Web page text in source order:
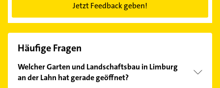
Jetzt Feedback geben!
Häufige Fragen
Welcher Garten und Landschaftsbau in Limburg
an der Lahn hat gerade geöffnet?